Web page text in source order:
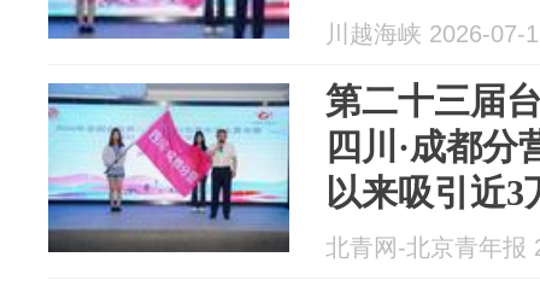
川越海峡 2026-07-
第二十三届
四川·成都分
以来吸引近3
北青网-北京青年报